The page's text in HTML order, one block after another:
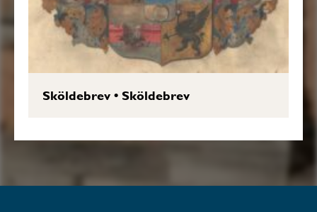
Sköldebrev•Sköldebrev